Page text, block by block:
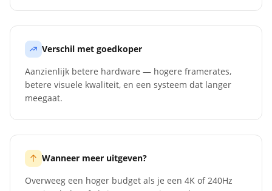
Verschil met goedkoper
Aanzienlijk betere hardware — hogere framerates,
betere visuele kwaliteit, en een systeem dat langer
meegaat.
Wanneer meer uitgeven?
Overweeg een hoger budget als je een 4K of 240Hz